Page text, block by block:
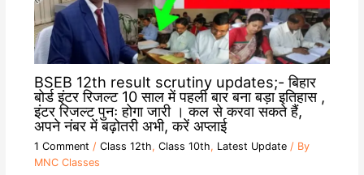
BSEB 12th result scrutiny updates;- बिहार
बोर्ड इंटर रिजल्ट 10 साल में पहली बार बना बड़ा इतिहास ,
इंटर रिजल्ट पुनः होगा जारी । कल से करवा सकते हैं,
अपने नंबर में बढ़ोतरी अभी, करें अप्लाई
1 Comment / Class 12th, Class 10th, Latest Update/ By
MNC Classes